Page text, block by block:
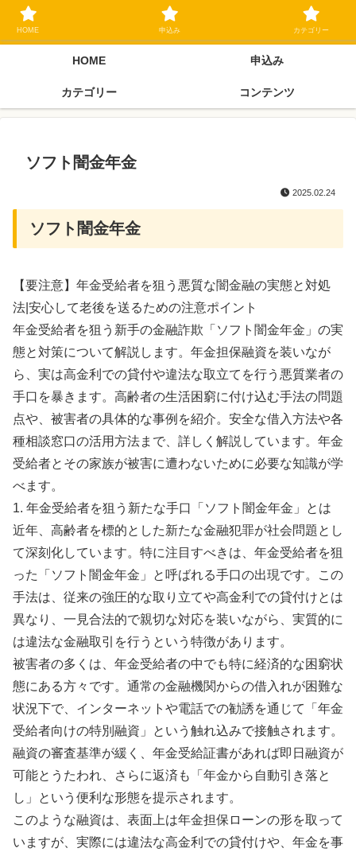
ブラックリスト長期延滞中でもOK 独自審査フリーローン 在籍確認なしの街
金クローネにご相談ください
HOME 申込み
カテゴリー コンテンツ
ソフト闇金年金
2025.02.24
ソフト闇金年金
【要注意】年金受給者を狙う悪質な闇金融の実態と対処
法|安心して老後を送るための注意ポイント
年金受給者を狙う新手の金融詐欺「ソフト闇金年金」の実
態と対策について解説します。年金担保融資を装いなが
ら、実は高金利での貸付や違法な取立てを行う悪質業者の
手口を暴きます。高齢者の生活困窮に付け込む手法の問題
点や、被害者の具体的な事例を紹介。安全な借入方法や各
種相談窓口の活用方法まで、詳しく解説しています。年金
受給者とその家族が被害に遭わないために必要な知識が学
べます。
1. 年金受給者を狙う新たな手口「ソフト闇金年金」とは
近年、高齢者を標的とした新たな金融犯罪が社会問題とし
て深刻化しています。特に注目すべきは、年金受給者を狙
った「ソフト闇金年金」と呼ばれる手口の出現です。この
手法は、従来の強圧的な取り立てや高金利での貸付けとは
異なり、一見合法的で親切な対応を装いながら、実質的に
は違法な金融取引を行うという特徴があります。
被害者の多くは、年金受給者の中でも特に経済的な困窮状
態にある方々です。通常の金融機関からの借入れが困難な
状況下で、インターネットや電話での勧誘を通じて「年金
受給者向けの特別融資」という触れ込みで接触されます。
融資の審査基準が緩く、年金受給証書があれば即日融資が
可能とうたわれ、さらに返済も「年金から自動引き落と
し」という便利な形態を提示されます。
このような融資は、表面上は年金担保ローンの形を取って
いますが、実際には違法な高金利での貸付けや、年金を事
HOME 申込み カテゴリー